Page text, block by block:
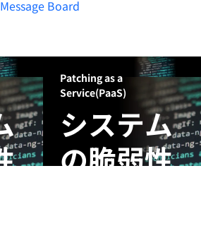
Board
Patching as a
Service(PaaS)
システム
の脆弱性